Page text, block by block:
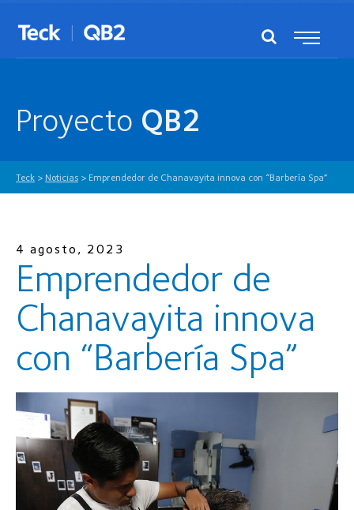
Proyecto QB2
Teck > Noticias > Emprendedor de Chanavayita innova con “Barbería Spa”
4 agosto, 2023
Emprendedor de
Chanavayita innova
con “Barbería Spa”